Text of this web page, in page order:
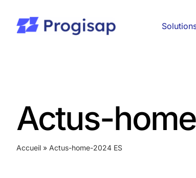
contenu
Actus-
Accueil» Actus-home-2024 ES